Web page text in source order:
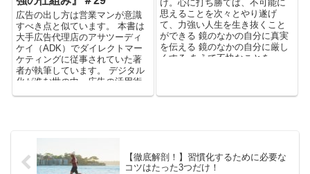
広告の出し方は営業マンが意識
すべき点と似ています。 本書は
大手広告代理店のアサツーディ
ケイ（ADK）でダイレクトマー
ケティングに従事されていた著
者が執筆しています。 デジタル
化が進む世の中、広告の活用術
け。心に打ち勝てば、不可能に
思えることを次々とやり遂げ
て、力強い人生を生き抜くこと
ができる 鏡のなかの自分に真実
を伝える 鏡のなかの自分に厳し
くする あえて不快なことを...
【徹底解剖！】習慣化するために必要な
コツはたった3つだけ！